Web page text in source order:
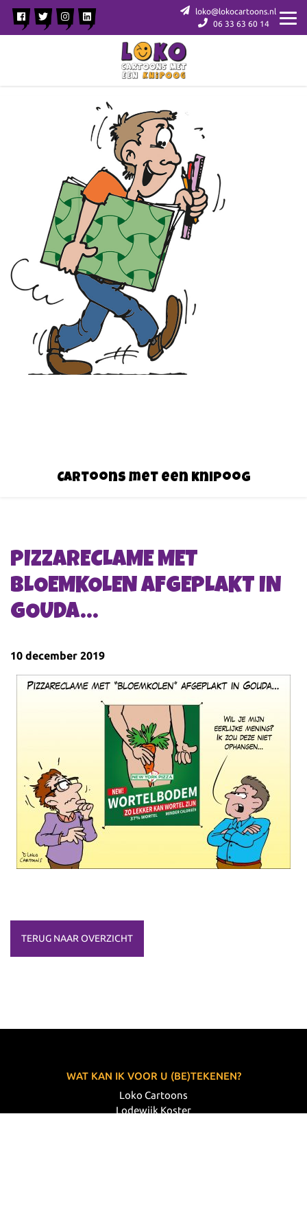
loko@lokocartoons.nl
06 33 63 60 14
Cartoons met een knipoog
PIZZARECLAME MET
BLOEMKOLEN AFGEPLAKT IN
GOUDA…
10 december 2019
TERUG NAAR OVERZICHT
WAT KAN IK VOOR U (BE)TEKENEN?
Loko Cartoons
Lodewijk Koster